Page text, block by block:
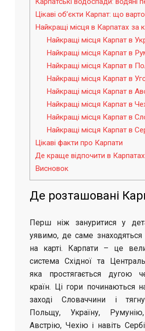
Цікаві об’єкти Карпат: що варто
Найкращі місця в Карпатах за
Найкращі місця Карпат в
Найкращі місця Карпат в
Найкращі місця Карпат в
Найкращі місця Карпат в
Найкращі місця Карпат в
Найкращі місця Карпат в
Найкращі місця Карпат в
Найкращі місця Карпат в
Цікаві факти про Карпати
Де краще відпочити в Карпатах
Висновок
Де розташовані
Перш ніж зануритися у
уявимо, де саме знаходяться
на карті. Карпати – це
система Східної та
яка простягається дугою
країн. Ці гори починаються
заході Словаччини і
Польщу, Україну,
Австрію, Чехію і навіть